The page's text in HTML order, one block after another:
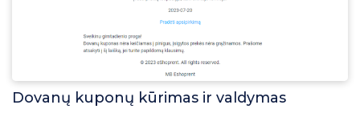
Dovanų kuponų kūrimas ir valdymas